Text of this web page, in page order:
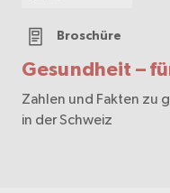
Gesundheit –
Broschüre
Zahlen und Fakten zu
in der Schweiz